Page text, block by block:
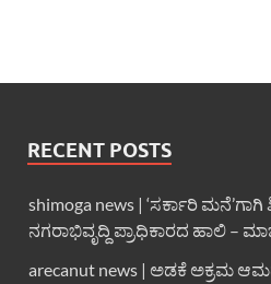
RECENT POSTS
shimoga news | ‘ಸರ್ಕಾರಿ
ನಗರಾಭಿವೃದ್ದಿ ಪ್ರಾಧಿಕಾರದ ಹಾಲಿ –
arecanut news | ಅಡಕೆ ಅಕ್ರಮ